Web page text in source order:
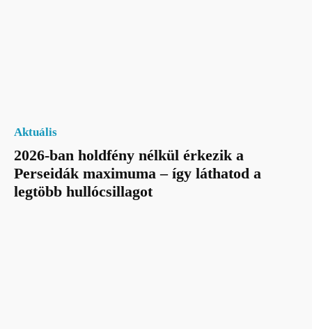
Aktuális
2026-ban holdfény nélkül érkezik a
Perseidák maximuma – így láthatod a
legtöbb hullócsillagot